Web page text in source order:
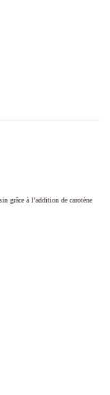
grâce à l’addition de carotène